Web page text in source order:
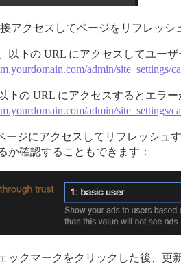
アクセスしてページをリフレッシ
以下の URL にアクセスしてユー
admin/site_settings/
下の URL にアクセスするとエラー
admin/site_settings/
ージにアクセスしてリフレッシ
か確認することもできます：
ックマークをクリックした後、更